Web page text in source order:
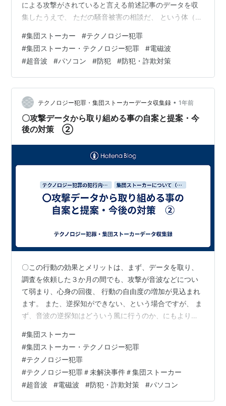
による攻撃がされていると言える前述記事のデータを収
集したうえで、 ただの騒音被害の相談だ、 という体（て
法でしてもらえるように依頼してみるのも手です。 それ
でうまく行かない場合に、 集団ストーカー、テクノロジ
ー犯罪被害にあっていると、 次回からは相談していく、
という訳です。 ※この方法にしても、一人で警察に相談
に行くのではなく、 都合の良い複数名で行くのが鉄則だ
と忘れないでください。 …
#集団ストーカー #テクノロジー犯罪
#集団ストーカー・テクノロジー犯罪 #電磁波
#超音波 #パソコン #防犯 #防犯・詐欺対策
テクノロジー犯罪・集団ストーカーデータ収集録 • 1年前
〇攻撃データから取り組める事の自案と提案・今
後の対策 ②
〇この行動の効果とメリットは、まず、データを取り、
調査を依頼した３か月の間でも、攻撃が音波などについ
て弱まり、心身の回復、 行動の自由度の増加が見込まれ
ます。 また、逆探知ができない、という場合ですが、 ま
ず、音波の逆探知はどういう風に行うのか、にもよりま
向かって行き、目標を絞っていくのか、 それとも、すで
にとれているデータの音波の傾向や、 改めて捜査のメス
が入った際に取ったデータを解析することで、 発生源ま
での距離を測り、部屋の間取り（窓や壁）の傾向から、
発生源とおぼしき相手の家屋や部屋を特定するのか。 こ
の辺は、現時点ではやってみて、警察…
#集団ストーカー
#集団ストーカー・テクノロジー犯罪
#テクノロジー犯罪
#テクノロジー犯罪＃未解決事件＃集団ストーカー
#超音波 #電磁波 #防犯・詐欺対策 #パソコン